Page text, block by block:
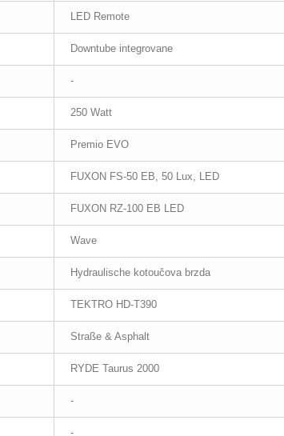
LED Remote
Downtube integrovane
-
250 Watt
Premio EVO
FUXON FS-50 EB, 50 Lux, LED
FUXON RZ-100 EB LED
Wave
Hydraulische kotoučova brzda
TEKTRO HD-T390
Straße & Asphalt
RYDE Taurus 2000
-
-